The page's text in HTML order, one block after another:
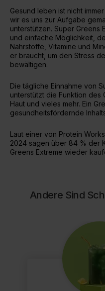
Gesund leben ist nicht
wir es uns zur Aufgabe
unterstützen. Super Greens
und einfache Möglichkeit,
Nährstoffe, Vitamine und
er braucht, um den Stress
bewältigen.
Die tägliche Einnahme von
unterstützt die Funktion des
Haut und vieles mehr. Ein
gesundheitsfördernde
Laut einer von Protein
2024 sagen über 84 % der
Greens Extreme wieder
Andere Sind